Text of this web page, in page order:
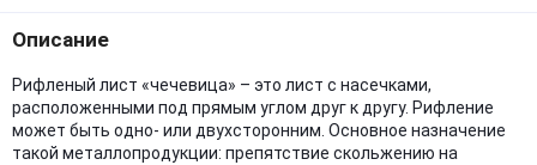
Описание
Рифленый лист «чечевица» – это лист с насечками,
расположенными под прямым углом друг к другу. Рифление
может быть одно- или двухсторонним. Основное назначение
такой металлопродукции: препятствие скольжению на